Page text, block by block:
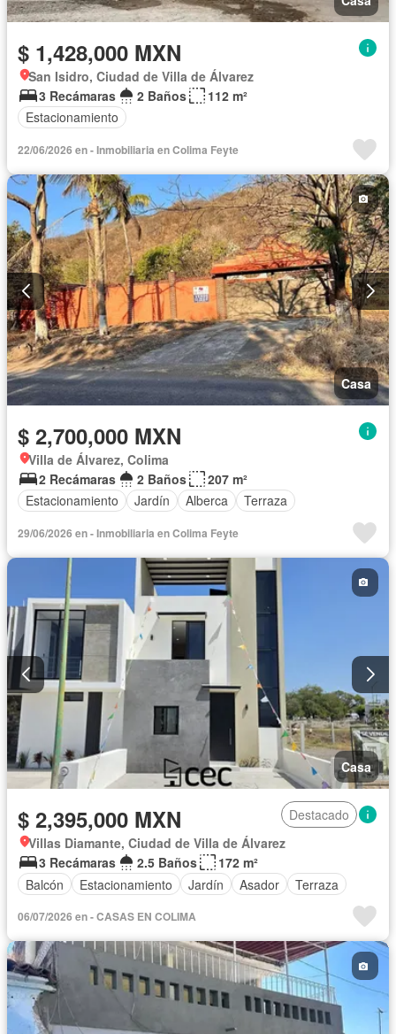
$ 1,428,000 MXN
San Isidro, Ciudad de Villa de Álvarez
3 Recámaras
2 Baños
112 m²
Estacionamiento
22/06/2026 en - Inmobiliaria en Colima Feyte
Casa
$ 2,700,000 MXN
Villa de Álvarez, Colima
2 Recámaras
2 Baños
207 m²
Estacionamiento
Jardín Alberca Terraza
29/06/2026 en - Inmobiliaria en Colima Feyte
Casa
$ 2,395,000 MXN
Destacado
Villas Diamante, Ciudad de Villa de Álvarez
3 Recámaras
2.5 Baños
172 m²
Balcón
Estacionamiento Jardín Asador Terraza
06/07/2026 en - CASAS EN COLIMA